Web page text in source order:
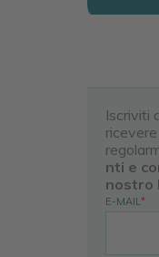
Iscriviti
ricevere
nti e
nostro
E-MAIL *